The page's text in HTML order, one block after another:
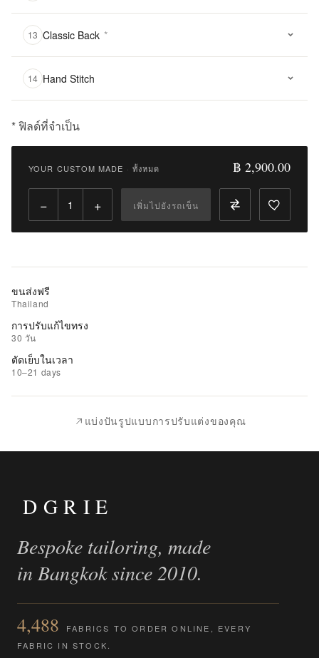
13 Classic Back *
14 Hand Stitch
* ฟิลด์ที่จำเป็น
฿
Qty:
ไป
รถ
เข็น
รายการ
ที่
ชอบ
เปรียบ
YOUR CUSTOM MADE · ทั้งหมด ฿ 2,900.00
− + เพิ่มไปยังรถเข็น
ขนส่งฟรี
Thailand
การปรับแก้ไขทรง
30 วัน
ตัดเย็บในเวลา
10–21 days
แบ่งปันรูปแบบการปรับแต่งของคุณ
DGRIE
Bespoke tailoring, made
in Bangkok since 2010.
4,488
FABRICS TO ORDER ONLINE, EVERY
FABRIC IN STOCK.